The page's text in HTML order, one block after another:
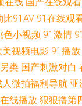
比91AV 91在线观
色小视频 91激情
美视频电影 91播放
类 国产刺激对白
人微拍福利导航 亚
线播放 狠狠撸第